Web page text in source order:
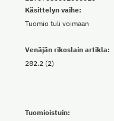
Käsittelyn vaihe:
Tuomio tuli voimaan
Venäjän rikoslain artikla:
282.2 (2)
Tuomioistuin: